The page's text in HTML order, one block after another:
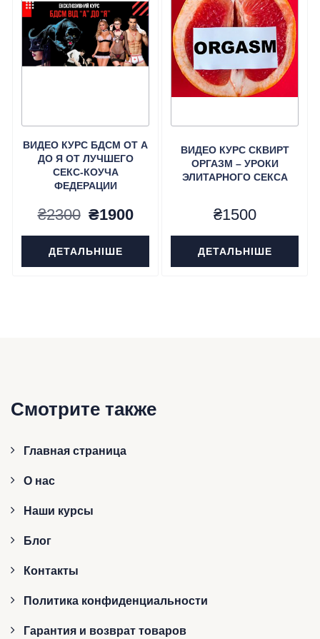
ВИДЕО КУРС БДСМ ОТ А
ДО Я ОТ ЛУЧШЕГО
СЕКС-КОУЧА
ФЕДЕРАЦИИ
₴2300 Первоначальная
цена
составляла
₴1900Текущая
цена:
₴1900.
ДЕТАЛЬНІШЕ
ВИДЕО КУРС СКВИРТ
ОРГАЗМ – УРОКИ
ЭЛИТАРНОГО СЕКСА
₴1500
ДЕТАЛЬНІШЕ
Смотрите также
Главная страница
О нас
Наши курсы
Блог
Контакты
Политика конфиденциальности
Гарантия и возврат товаров